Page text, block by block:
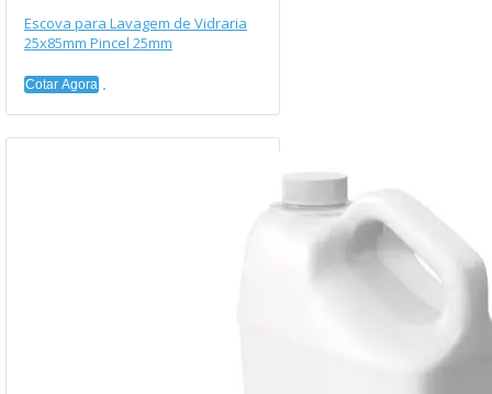
Escova para Lavagem de Vidraria
25x85mm Pincel 25mm
Cotar Agora